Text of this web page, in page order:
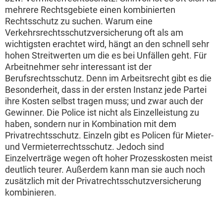
mehrere Rechtsgebiete einen kombinierten
Rechtsschutz zu suchen. Warum eine
Verkehrsrechtsschutzversicherung oft als am
wichtigsten erachtet wird, hängt an den schnell sehr
hohen Streitwerten um die es bei Unfällen geht. Für
Arbeitnehmer sehr interessant ist der
Berufsrechtsschutz. Denn im Arbeitsrecht gibt es die
Besonderheit, dass in der ersten Instanz jede Partei
ihre Kosten selbst tragen muss; und zwar auch der
Gewinner. Die Police ist nicht als Einzelleistung zu
haben, sondern nur in Kombination mit dem
Privatrechtsschutz. Einzeln gibt es Policen für Mieter-
und Vermieterrechtsschutz. Jedoch sind
Einzelverträge wegen oft hoher Prozesskosten meist
deutlich teurer. Außerdem kann man sie auch noch
zusätzlich mit der Privatrechtsschutzversicherung
kombinieren.